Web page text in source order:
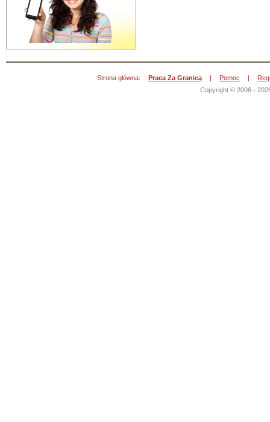
Strona główna: Praca Za Granicą | Pomoc |
Copyright © 2006 -